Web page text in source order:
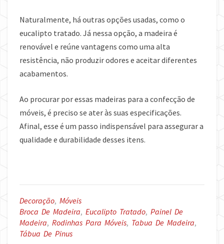
Naturalmente, há outras opções usadas, como o
eucalipto tratado. Já nessa opção, a madeira é
renovável e reúne vantagens como uma alta
resistência, não produzir odores e aceitar diferentes
acabamentos.
Ao procurar por essas madeiras para a confecção de
móveis, é preciso se ater às suas especificações.
Afinal, esse é um passo indispensável para assegurar a
qualidade e durabilidade desses itens.
Decoração, Móveis
Broca De Madeira, Eucalipto Tratado, Painel De
Madeira, Rodinhas Para Móveis, Tabua De Madeira,
Tábua De Pinus